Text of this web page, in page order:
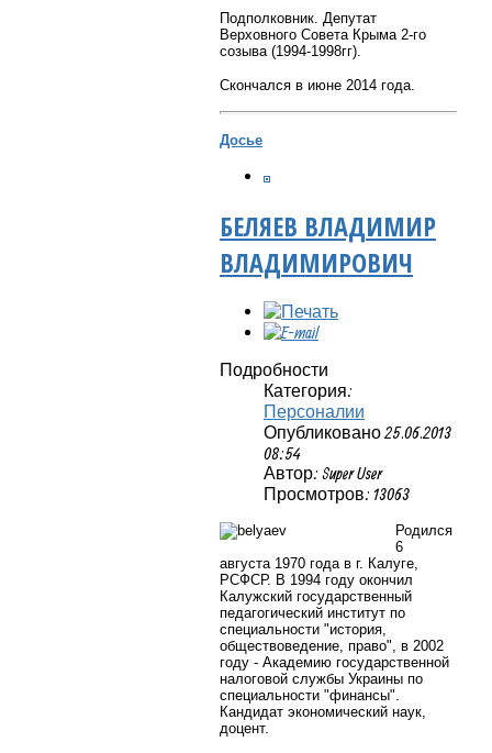
Подполковник. Депутат
Верховного Совета Крыма 2-го
созыва (1994-1998гг).
Скончался в июне 2014 года.
Досье
БЕЛЯЕВ ВЛАДИМИР
ВЛАДИМИРОВИЧ
Подробности
Категория:
Персоналии
Опубликовано 25.06.2013
08:54
Автор: Super User
Просмотров: 13063
Родился
6
августа 1970 года в г. Калуге,
РСФСР. В 1994 году окончил
Калужский государственный
педагогический институт по
специальности "история,
обществоведение, право", в 2002
году - Академию государственной
налоговой службы Украины по
специальности "финансы".
Кандидат экономический наук,
доцент.